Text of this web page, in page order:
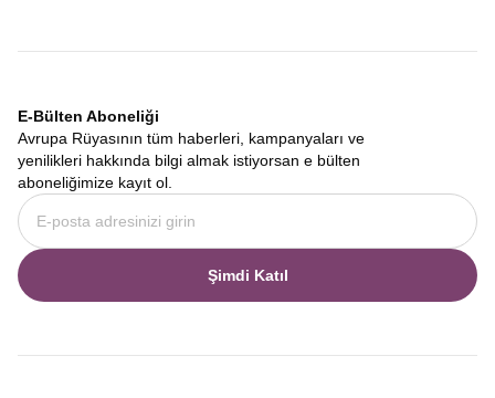
E-Bülten Aboneliği
Avrupa Rüyasının tüm haberleri, kampanyaları ve
yenilikleri hakkında bilgi almak istiyorsan e bülten
aboneliğimize kayıt ol.
Şimdi Katıl